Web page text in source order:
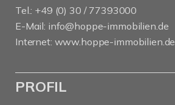
Tel.: +49 (0) 30 / 77393000
E-Mail: info@hoppe-immobilien.de
Internet: www.hoppe-immobilien.de
PROFIL